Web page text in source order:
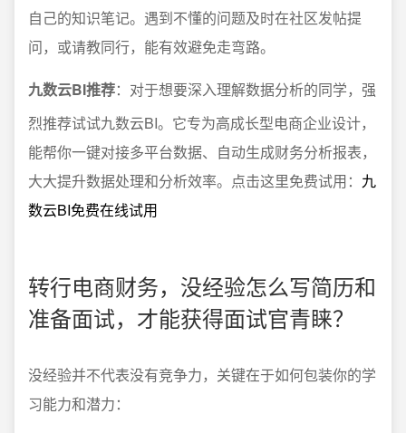
自己的知识笔记。遇到不懂的问题及时在社区发帖提
问，或请教同行，能有效避免走弯路。
九数云BI推荐：对于想要深入理解数据分析的同学，强
烈推荐试试九数云BI。它专为高成长型电商企业设计，
能帮你一键对接多平台数据、自动生成财务分析报表，
大大提升数据处理和分析效率。点击这里免费试用： 九
数云BI免费在线试用
转行电商财务，没经验怎么写简历和
准备面试，才能获得面试官青睐？
没经验并不代表没有竞争力，关键在于如何包装你的学
习能力和潜力：